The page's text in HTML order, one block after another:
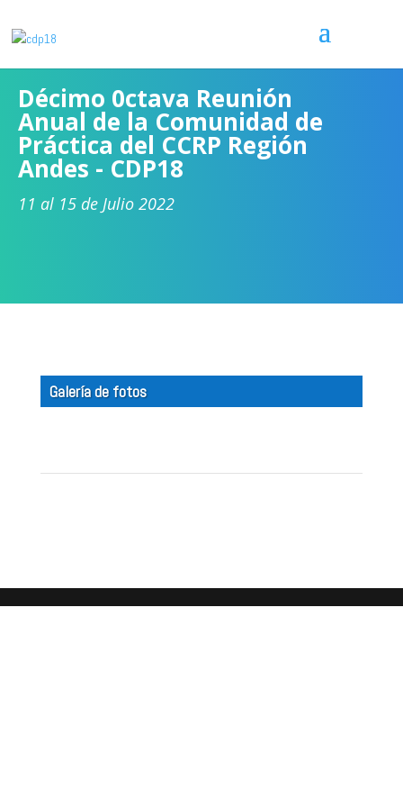
Décimo 0ctava Reunión
Anual de la Comunidad de
Práctica del CCRP Región
Andes - CDP18
11 al 15 de Julio 2022
Galería de fotos